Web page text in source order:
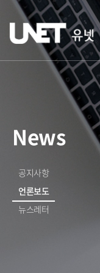
News
공지사항
언론보도
뉴스레터